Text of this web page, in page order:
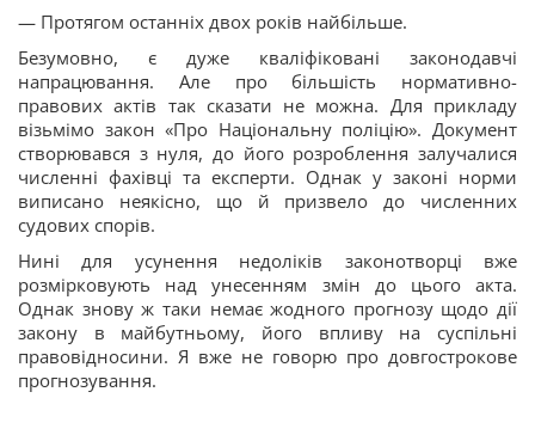
— Протягом останніх двох років найбільше.
Безумовно, є дуже кваліфіковані законодавчі
напрацювання. Але про більшість нормативно-
правових актів так сказати не можна. Для прикладу
візьмімо закон «Про Національну поліцію». Документ
створювався з нуля, до його розроблення залучалися
численні фахівці та експерти. Однак у законі норми
виписано неякісно, що й призвело до численних
судових спорів.
Нині для усунення недоліків законотворці вже
розмірковують над унесенням змін до цього акта.
Однак знову ж таки немає жодного прогнозу щодо дії
закону в майбутньому, його впливу на суспільні
правовідносини. Я вже не говорю про довгострокове
прогнозування.